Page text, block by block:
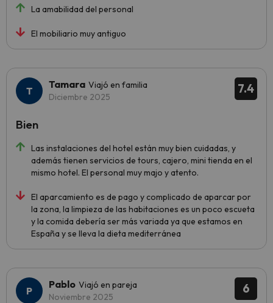
La amabilidad del personal
El mobiliario muy antiguo
7.4
Tamara Viajó en familia
Diciembre 2025
Las instalaciones del hotel están muy bien cuidadas, y
además tienen servicios de tours, cajero, mini tienda en el
mismo hotel. El personal muy majo y atento.
El aparcamiento es de pago y complicado de aparcar por
la zona, la limpieza de las habitaciones es un poco escueta
y la comida debería ser más variada ya que estamos en
España y se lleva la dieta mediterránea
Bien
6
Pablo Viajó en pareja
Noviembre 2025